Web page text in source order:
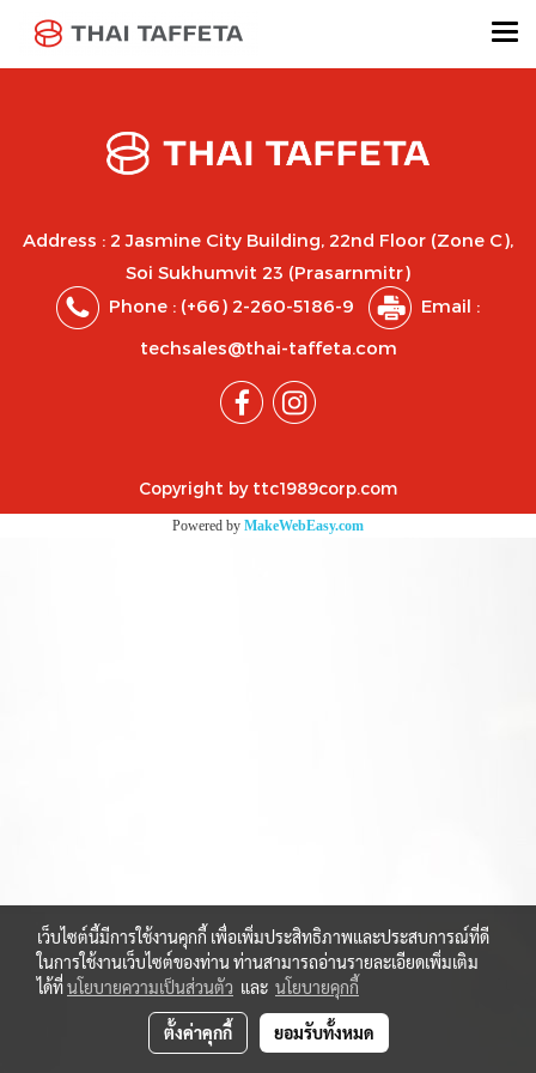
Address : 2 Jasmine City Building, 22nd Floor (Zone C),
Soi Sukhumvit 23 (Prasarnmitr)
Phone : (+66) 2-260-5186-9
Email :
techsales@thai-taffeta.com
Copyright by ttc1989corp.com
Powered by MakeWebEasy.com
เว็บไซต์นี้มีการใช้งานคุกกี้ เพื่อเพิ่มประสิทธิภาพและประสบการณ์ที่ดี
ในการใช้งานเว็บไซต์ของท่าน ท่านสามารถอ่านรายละเอียดเพิ่มเติม
ได้ที่นโยบายความเป็นส่วนตัว และ นโยบายคุกกี้
ตั้งค่าคุกกี้ ยอมรับทั้งหมด